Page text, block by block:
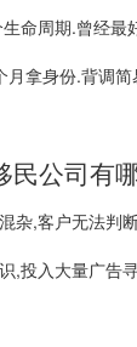
命周期.曾经最
月拿身份.背调
民公司有
杂,客户无法判
,投入大量广告